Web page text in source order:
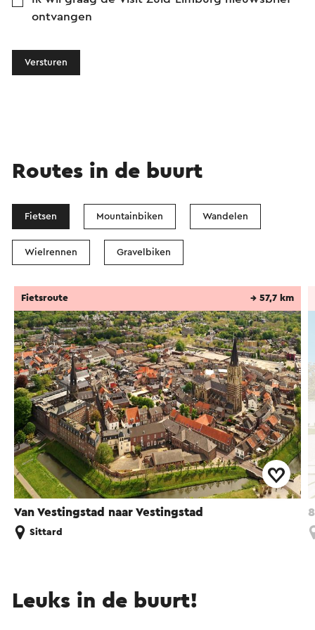
ontvangen
Versturen
Routes in de buurt
Fietsen Mountainbiken Wandelen
Wielrennen Gravelbiken
Van Vestingstad naar Vestingstad
Fietsroute → 57,7 km
Sittard
Leuks in de buurt!